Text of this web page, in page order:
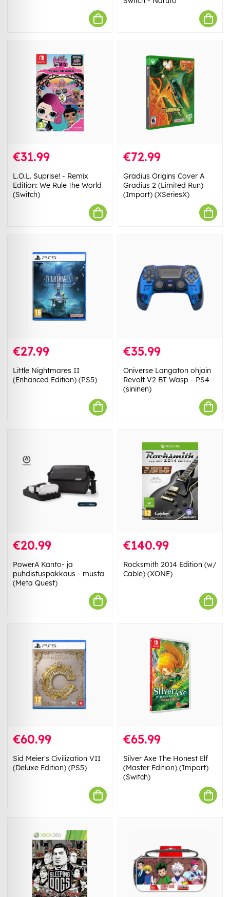
€31.99
L.O.L. Suprise! - Remix
Edition: We Rule the World
(Switch)
€72.99
Gradius Origins Cover A
Gradius 2 (Limited Run)
(Import) (XSeriesX)
€27.99
Little Nightmares II
(Enhanced Edition) (PS5)
€35.99
Oniverse Langaton ohjain
Revolt V2 BT Wasp - PS4
(sininen)
€20.99
PowerA Kanto- ja
puhdistuspakkaus - musta
(Meta Quest)
€140.99
Rocksmith 2014 Edition (w/
Cable) (XONE)
€60.99
Sid Meier's Civilization VII
(Deluxe Edition) (PS5)
€65.99
Silver Axe The Honest Elf
(Master Edition) (Import)
(Switch)